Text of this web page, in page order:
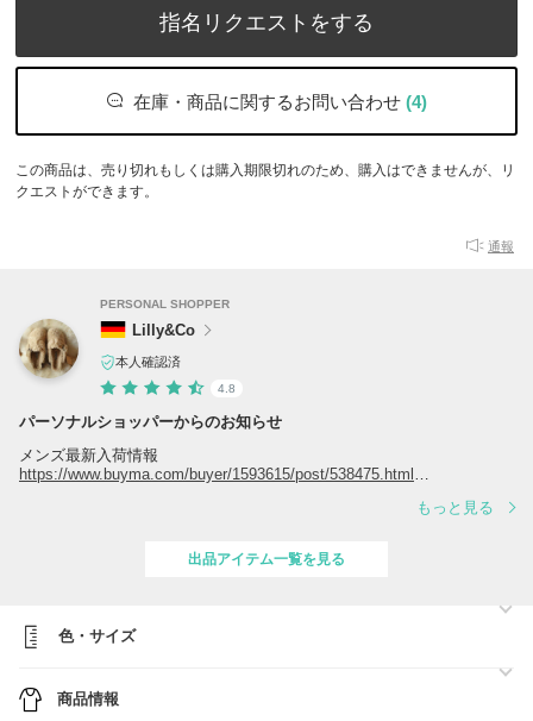
指名リクエストをする
在庫・商品に関するお問い合わせ (4)
この商品は、売り切れもしくは購入期限切れのため、購入はできませんが、リ
クエストができます。
通報
PERSONAL SHOPPER
Lilly&Co
本人確認済
4.8
パーソナルショッパーからのお知らせ
メンズ最新入荷情報
https://www.buyma.com/buyer/1593615/post/538475.html
Max Mara シーズンセール
https://www.buyma.com/r/_MAXMARA-マックスマーラ/-B1593615/
（メンズ）NEW Arrival!!
https://www.buyma.com/buyer/1593615/post/538475.html
もっと見る
出品アイテム一覧を見る
色・サイズ
商品情報